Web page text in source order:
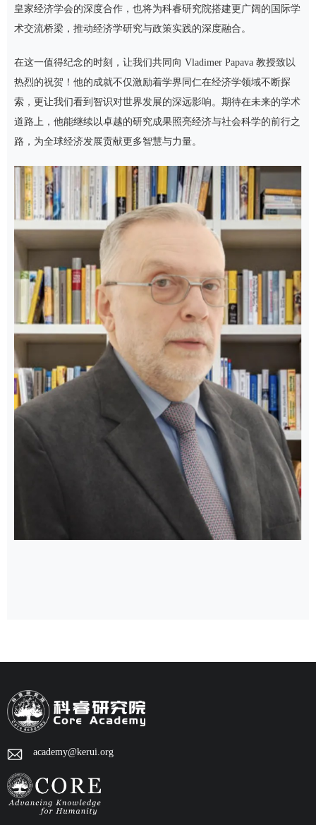
皇家经济学会的深度合作，也将为科睿研究院搭建更广阔的国际学
术交流桥梁，推动经济学研究与政策实践的深度融合。
在这一值得纪念的时刻，让我们共同向 Vladimer Papava 教授致以
热烈的祝贺！他的成就不仅激励着学界同仁在经济学领域不断探
索，更让我们看到智识对世界发展的深远影响。期待在未来的学术
道路上，他能继续以卓越的研究成果照亮经济与社会科学的前行之
路，为全球经济发展贡献更多智慧与力量。
academy@kerui.org